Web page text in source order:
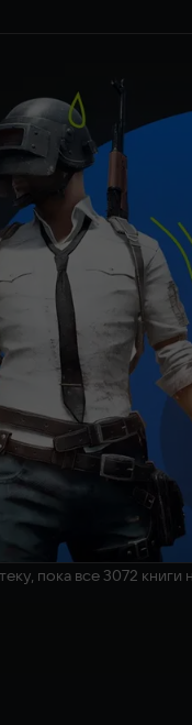
пока все 3072 книги
коллекцию в нужные